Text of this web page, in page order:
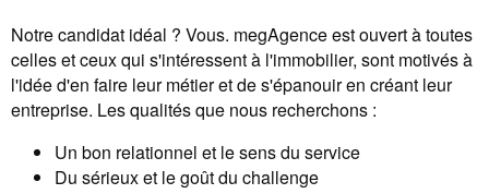
Notre candidat idéal ? Vous. megAgence est ouvert à toutes
celles et ceux qui s'intéressent à l'immobilier, sont motivés à
l'idée d'en faire leur métier et de s'épanouir en créant leur
entreprise. Les qualités que nous recherchons :
Un bon relationnel et le sens du service
Du sérieux et le goût du challenge